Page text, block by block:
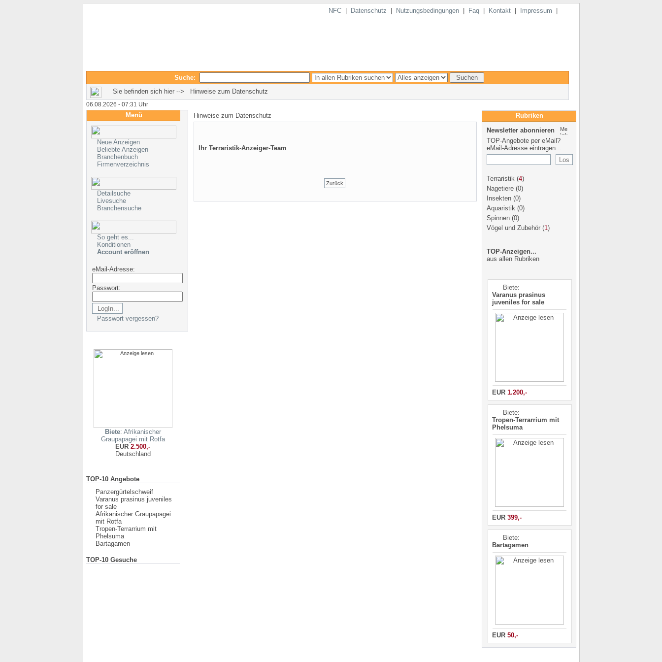
NFC| Datenschutz Nutzungsbedingungen| Faq| Kontakt| Impressum
Suche:
Sie befinden sich hier --> Hinweise zum Datenschutz
06.08.2026 - 07:31 Uhr
Menü
Neue Anzeigen
Beliebte Anzeigen
Branchenbuch
Firmenverzeichnis
Detailsuche
Livesuche
Branchensuche
So geht es...
Konditionen
Account eröffnen
eMail-Adresse:
Passwort:
Passwort vergessen?
Biete: Afrikanischer
Graupapagei mit Rotfa
EUR 2.500,-
Deutschland
TOP-10 Angebote
Panzergürtelschweif
Varanus prasinus juveniles
for sale
Afrikanischer Graupapagei
mit Rotfa
Tropen-Terrarrium mit
Phelsuma
Bartagamen
TOP-10 Gesuche
Hinweise zum Datenschutz
Ihr Terraristik-Anzeiger-Team
Zurück
Rubriken
Newsletter abonnieren
TOP-Angebote per eMail?
eMail-Adresse eintragen...
Terraristik(4)
Nagetiere(0)
Insekten(0)
Aquaristik(0)
Spinnen(0)
Vögel und Zubehör(1)
TOP-Anzeigen...
aus allen Rubriken
Biete:
Varanus prasinus
juveniles for sale
EUR 1.200,-
Biete:
Tropen-Terrarrium mit
Phelsuma
EUR 399,-
Biete:
Bartagamen
EUR 50,-